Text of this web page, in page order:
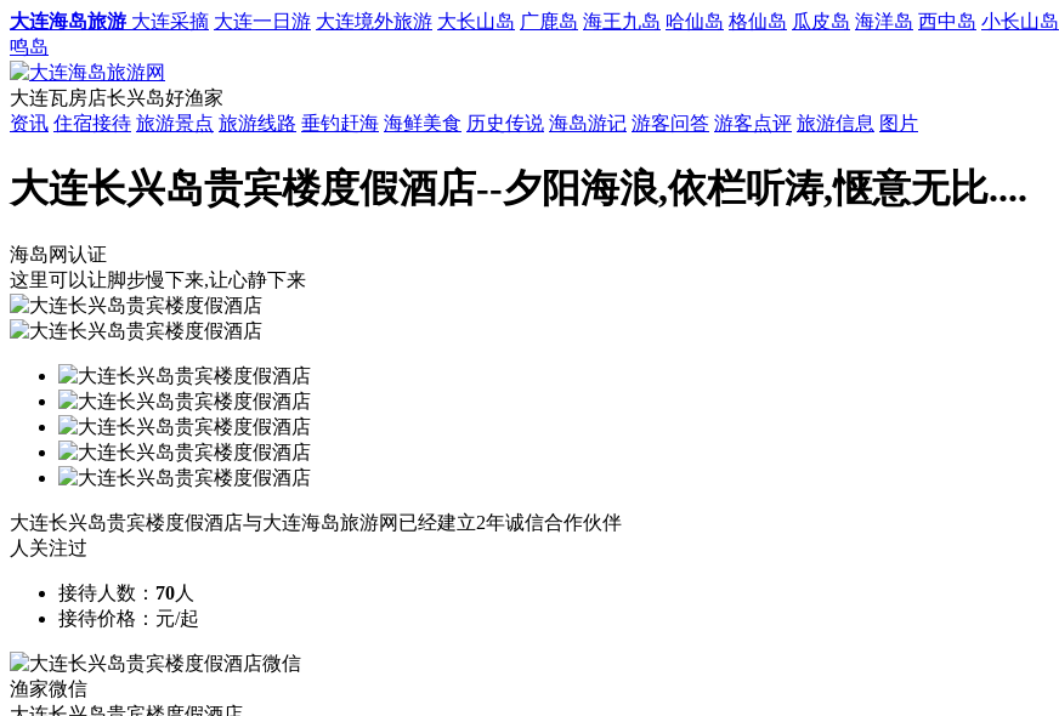
大连海岛旅游 大连采摘 大连一日游 大连境外旅游 大长山岛 广鹿岛 海王九岛 哈仙岛 格仙岛 瓜皮岛 海洋岛 西中岛 小长山岛
鸣岛
大连瓦房店长兴岛好渔家
资讯 住宿接待 旅游景点 旅游线路 垂钓赶海 海鲜美食 历史传说 海岛游记 游客问答 游客点评 旅游信息 图片
大连长兴岛贵宾楼度假酒店--夕阳海浪,依栏听涛,惬意无比....
海岛网认证
这里可以让脚步慢下来,让心静下来
大连长兴岛贵宾楼度假酒店与大连海岛旅游网已经建立2年诚信合作伙伴
人关注过
接待人数： 70人
接待价格： 元/起
渔家微信